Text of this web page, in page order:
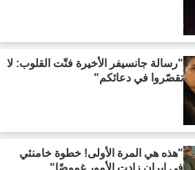
"رسالة جانسيفر الأخيرة فتّت القلوب: لا
تقصّروا في دعائكم"
"هذه هي المرة الأولى! خطوة خامنئي
في إيران زادت الأمور غموضًا"